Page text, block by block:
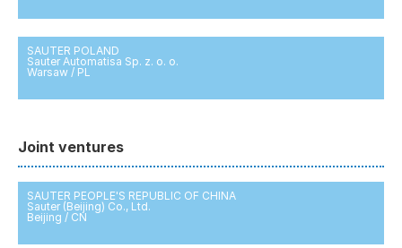
SAUTER POLAND
Sauter Automatisa Sp. z. o. o.
Warsaw / PL
Joint ventures
SAUTER PEOPLE'S REPUBLIC OF CHINA
Sauter (Beijing) Co., Ltd.
Beijing / CN